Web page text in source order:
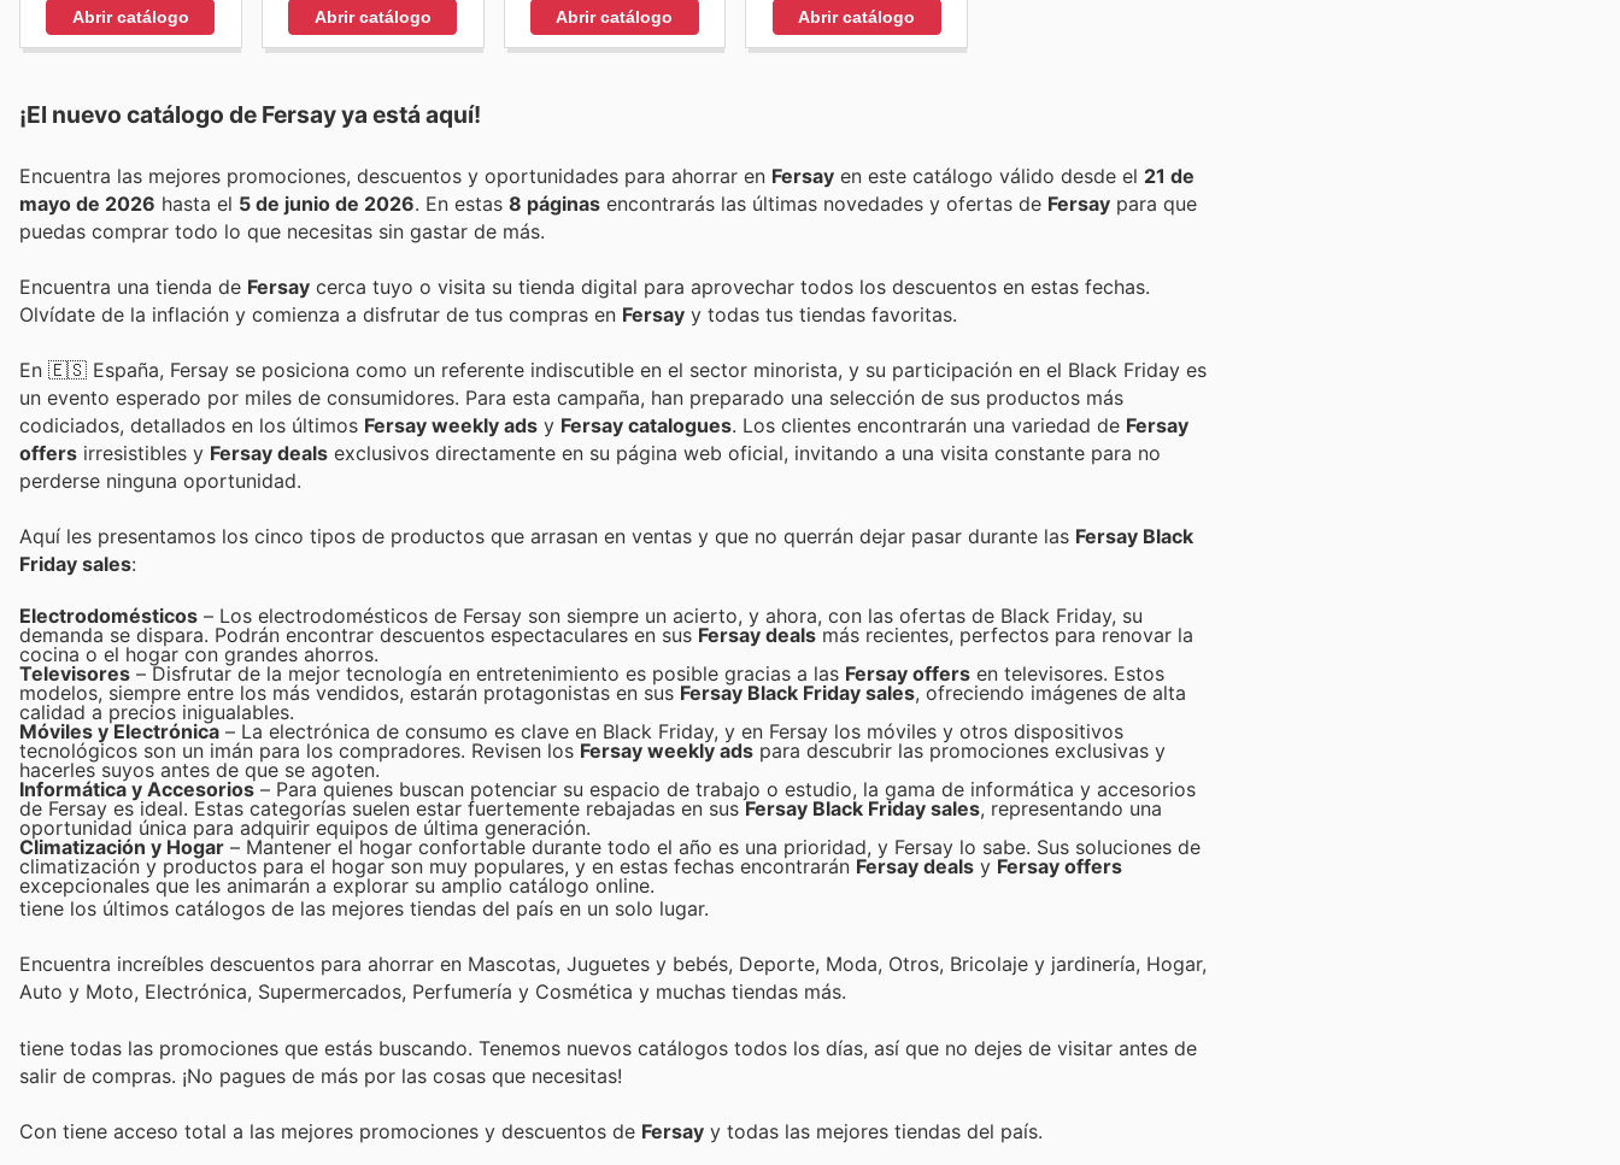
Abrir catálogo Abrir catálogo Abrir catálogo Abrir catálogo
¡El nuevo catálogo de Fersayya está aquí!
Encuentra las mejores promociones, descuentos y oportunidades para ahorrar en Fersay en este catálogo válido desde el 21 de
mayo de 2026 hasta el 5 de junio de 2026 . En estas 8 páginas encontrarás las últimas novedades y ofertas de Fersay para que
puedas comprar todo lo que necesitas sin gastar de más.
Encuentra una tienda de Fersay cerca tuyo o visita su tienda digital para aprovechar todos los descuentos en estas fechas.
Olvídate de la inflación y comienza a disfrutar de tus compras en Fersay y todas tus tiendas favoritas.
En 🇪🇸 España, Fersay se posiciona como un referente indiscutible en el sector minorista, y su participación en el Black Friday es
un evento esperado por miles de consumidores. Para esta campaña, han preparado una selección de sus productos más
codiciados, detallados en los últimos Fersay weekly ads y Fersay catalogues. Los clientes encontrarán una variedad de Fersay
offers irresistibles y Fersay deals exclusivos directamente en su página web oficial, invitando a una visita constante para no
perderse ninguna oportunidad.
Aquí les presentamos los cinco tipos de productos que arrasan en ventas y que no querrán dejar pasar durante las Fersay Black
Friday sales:
Electrodomésticos – Los electrodomésticos de Fersay son siempre un acierto, y ahora, con las ofertas de Black Friday, su
demanda se dispara. Podrán encontrar descuentos espectaculares en sus Fersay deals más recientes, perfectos para renovar la
cocina o el hogar con grandes ahorros.
Televisores – Disfrutar de la mejor tecnología en entretenimiento es posible gracias a las Fersay offers en televisores. Estos
modelos, siempre entre los más vendidos, estarán protagonistas en sus Fersay Black Friday sales, ofreciendo imágenes de alta
calidad a precios inigualables.
Móviles y Electrónica – La electrónica de consumo es clave en Black Friday, y en Fersay los móviles y otros dispositivos
tecnológicos son un imán para los compradores. Revisen los Fersay weekly ads para descubrir las promociones exclusivas y
hacerles suyos antes de que se agoten.
Informática y Accesorios– Para quienes buscan potenciar su espacio de trabajo o estudio, la gama de informática y accesorios
de Fersay es ideal. Estas categorías suelen estar fuertemente rebajadas en susFersay Black Friday sales, representando una
oportunidad única para adquirir equipos de última generación.
Climatización y Hogar – Mantener el hogar confortable durante todo el año es una prioridad, y Fersay lo sabe. Sus soluciones de
climatización y productos para el hogar son muy populares, y en estas fechas encontrarán Fersay deals y Fersay offers
excepcionales que les animarán a explorar su amplio catálogo online.
tiene los últimos catálogos de las mejores tiendas del país en un solo lugar.
Encuentra increíbles descuentos para ahorrar en Mascotas, Juguetes y bebés, Deporte, Moda, Otros, Bricolaje y jardinería, Hogar,
Auto y Moto, Electrónica, Supermercados, Perfumería y Cosmética y muchas tiendas más.
tiene todas las promociones que estás buscando. Tenemos nuevos catálogos todos los días, así que no dejes de visitar antes de
salir de compras. ¡No pagues de más por las cosas que necesitas!
Con tiene acceso total a las mejores promociones y descuentos de Fersay y todas las mejores tiendas del país.